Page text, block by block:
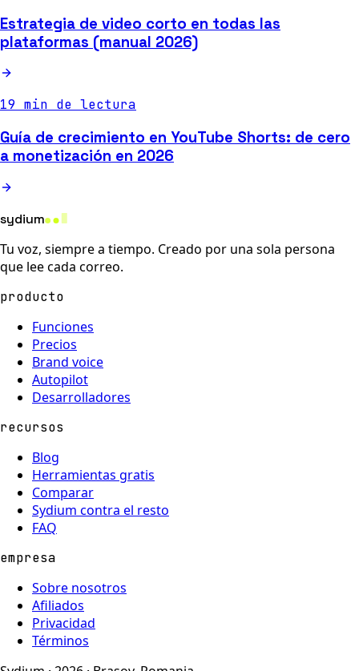
Estrategia de video corto en todas las
plataformas (manual 2026)
19 min de lectura
Guía de crecimiento en YouTube Shorts: de cero
a monetización en 2026
sydium
Tu voz, siempre a tiempo. Creado por una sola persona
que lee cada correo.
producto
Funciones
Precios
Brand voice
Autopilot
Desarrolladores
recursos
Blog
Herramientas gratis
Comparar
Sydium contra el resto
FAQ
empresa
Sobre nosotros
Afiliados
Privacidad
Términos